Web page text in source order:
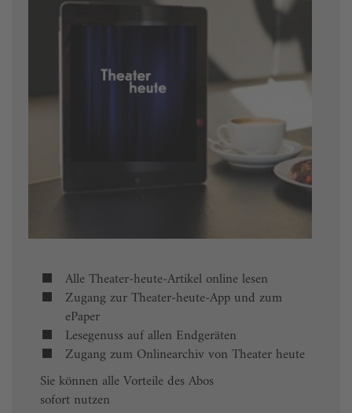
Alle Theater-heute-Artikel online lesen
Zugang zur Theater-heute-App und zum
ePaper
Lesegenuss auf allen Endgeräten
Zugang zum Onlinearchiv von Theater heute
Sie können alle Vorteile des Abos
sofort nutzen